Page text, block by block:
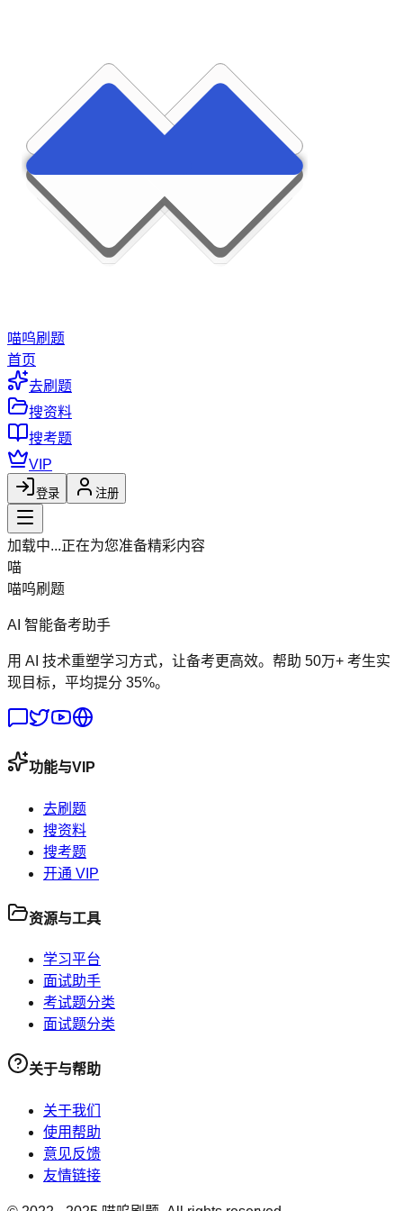
喵呜刷题
首页
去刷题
搜资料
搜考题
VIP
登录 注册
加载中...正在为您准备精彩内容
喵
喵呜刷题
AI 智能备考助手
用 AI 技术重塑学习方式，让备考更高效。帮助 50万+ 考生实
现目标，平均提分 35%。
功能与VIP
去刷题
搜资料
搜考题
开通 VIP
资源与工具
学习平台
面试助手
考试题分类
面试题分类
关于与帮助
关于我们
使用帮助
意见反馈
友情链接